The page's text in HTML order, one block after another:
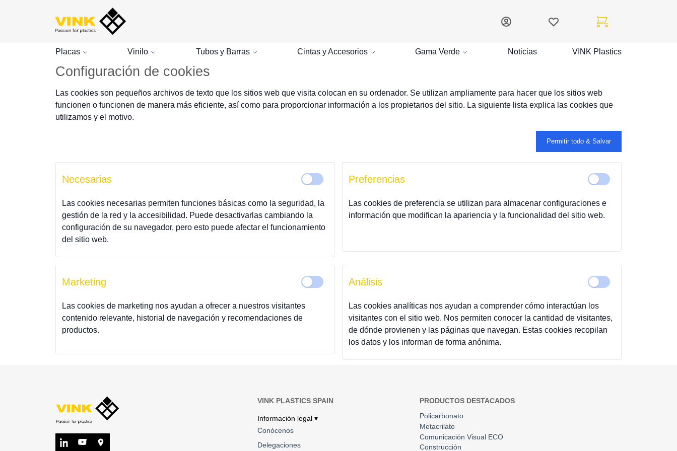
Lista de deseos
Mi cuenta Mi carrito
Placas Vinilo Tubos y Barras Cintas y Accesorios Gama Verde Noticias VINK Plastics
Configuración de cookies
Las cookies son pequeños archivos de texto que los sitios web que visita colocan en su ordenador. Se utilizan ampliamente para hacer que los sitios web
funcionen o funcionen de manera más eficiente, así como para proporcionar información a los propietarios del sitio. La siguiente lista explica las cookies que
utilizamos y el motivo.
Permitir todo & Salvar
Necesarias
Las cookies necesarias permiten funciones básicas como la seguridad, la
gestión de la red y la accesibilidad. Puede desactivarlas cambiando la
configuración de su navegador, pero esto puede afectar el funcionamiento
del sitio web.
Preferencias
Las cookies de preferencia se utilizan para almacenar configuraciones e
información que modifican la apariencia y la funcionalidad del sitio web.
Marketing
Las cookies de marketing nos ayudan a ofrecer a nuestros visitantes
contenido relevante, historial de navegación y recomendaciones de
productos.
Análisis
Las cookies analíticas nos ayudan a comprender cómo interactúan los
visitantes con el sitio web. Nos permiten conocer la cantidad de visitantes,
de dónde provienen y las páginas que navegan. Estas cookies recopilan
los datos y los informan de forma anónima.
VINK PLASTICS SPAIN
Información legal ▾
Conócenos
Delegaciones
PRODUCTOS DESTACADOS
Policarbonato
Metacrilato
Comunicación Visual ECO
Construcción